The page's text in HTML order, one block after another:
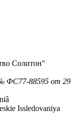
Солитон"
ФС77-88595 от 29
Issledovaniya